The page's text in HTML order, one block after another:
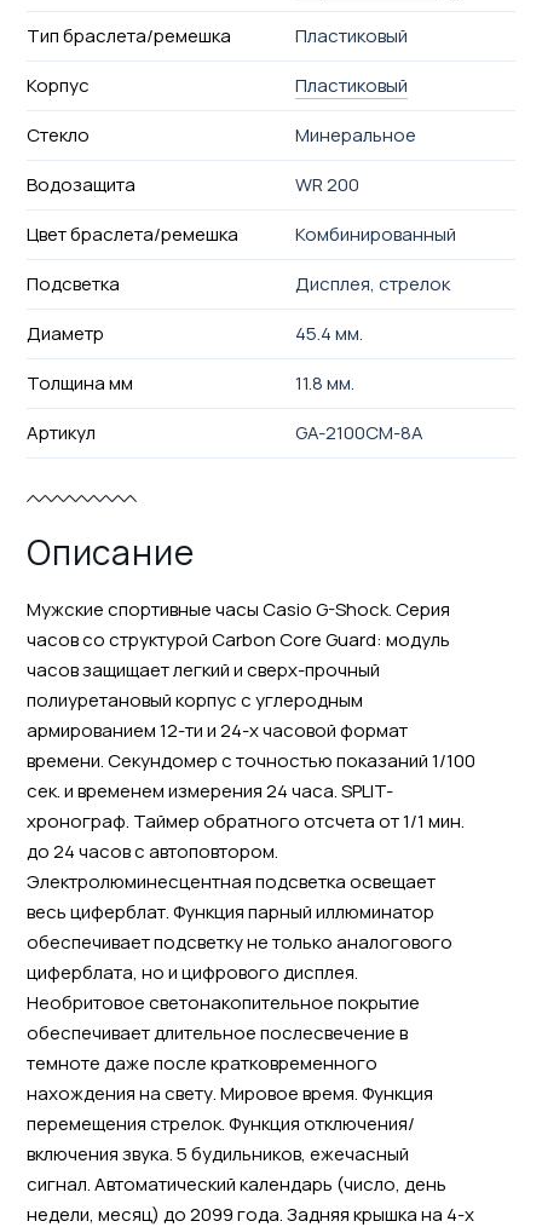
Тип браслета/ремешка
Пластиковый
Корпус
Пластиковый
Стекло
Минеральное
Водозащита
WR 200
Цвет браслета/ремешка
Комбинированный
Подсветка
Дисплея, стрелок
Диаметр
45.4 мм.
Толщина мм
11.8 мм.
Артикул
GA-2100CM-8A
Описание
Мужские спортивные часы Casio G-Shock. Серия
часов со структурой Carbon Core Guard: модуль
часов защищает легкий и сверх-прочный
полиуретановый корпус с углеродным
армированием 12-ти и 24-х часовой формат
времени. Секундомер с точностью показаний 1/100
сек. и временем измерения 24 часа. SPLIT-
хронограф. Таймер обратного отсчета от 1/1 мин.
до 24 часов с автоповтором.
Электролюминесцентная подсветка освещает
весь циферблат. Функция парный иллюминатор
обеспечивает подсветку не только аналогового
циферблата, но и цифрового дисплея.
Необритовое светонакопительное покрытие
обеспечивает длительное послесвечение в
темноте даже после кратковременного
нахождения на свету. Мировое время. Функция
перемещения стрелок. Функция отключения/
включения звука. 5 будильников, ежечасный
сигнал. Автоматический календарь (число, день
недели, месяц) до 2099 года. Задняя крышка на 4-х